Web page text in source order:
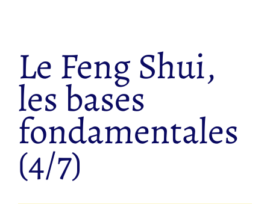
Le Feng Shui,
les bases
fondamentales
(4/7)